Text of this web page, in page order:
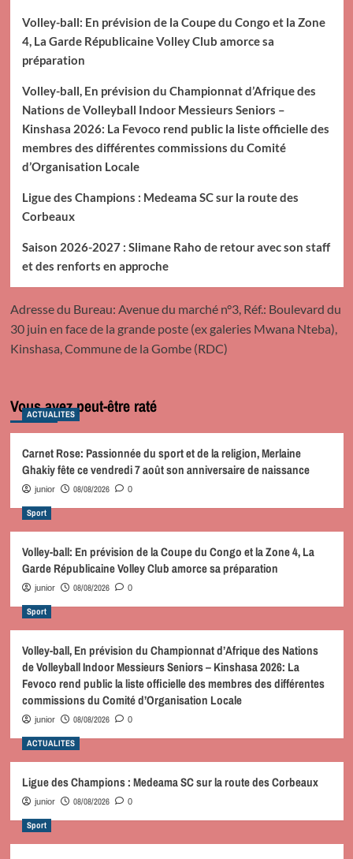
Volley-ball: En prévision de la Coupe du Congo et la Zone
4, La Garde Républicaine Volley Club amorce sa
préparation
Volley-ball, En prévision du Championnat d’Afrique des
Nations de Volleyball Indoor Messieurs Seniors –
Kinshasa 2026: La Fevoco rend public la liste officielle des
membres des différentes commissions du Comité
d’Organisation Locale
Ligue des Champions : Medeama SC sur la route des
Corbeaux
Saison 2026-2027 : Slimane Raho de retour avec son staff
et des renforts en approche
Adresse du Bureau: Avenue du marché n°3, Réf.: Boulevard du
30 juin en face de la grande poste (ex galeries Mwana Nteba),
Kinshasa, Commune de la Gombe (RDC)
Vous avez peut-être raté
ACTUALITES
Carnet Rose: Passionnée du sport et de la religion, Merlaine
Ghakiy fête ce vendredi 7 août son anniversaire de naissance
junior 08/08/2026 0
Sport
Volley-ball: En prévision de la Coupe du Congo et la Zone 4, La
Garde Républicaine Volley Club amorce sa préparation
junior 08/08/2026 0
Sport
Volley-ball, En prévision du Championnat d’Afrique des Nations
de Volleyball Indoor Messieurs Seniors – Kinshasa 2026: La
Fevoco rend public la liste officielle des membres des différentes
commissions du Comité d’Organisation Locale
junior 08/08/2026 0
ACTUALITES
Ligue des Champions : Medeama SC sur la route des Corbeaux
junior 08/08/2026 0
Sport